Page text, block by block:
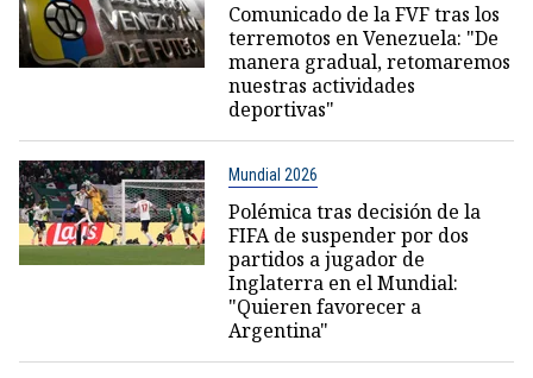
Comunicado de la FVF tras los
terremotos en Venezuela: "De
manera gradual, retomaremos
nuestras actividades
deportivas"
Mundial 2026
Polémica tras decisión de la
FIFA de suspender por dos
partidos a jugador de
Inglaterra en el Mundial:
"Quieren favorecer a
Argentina"